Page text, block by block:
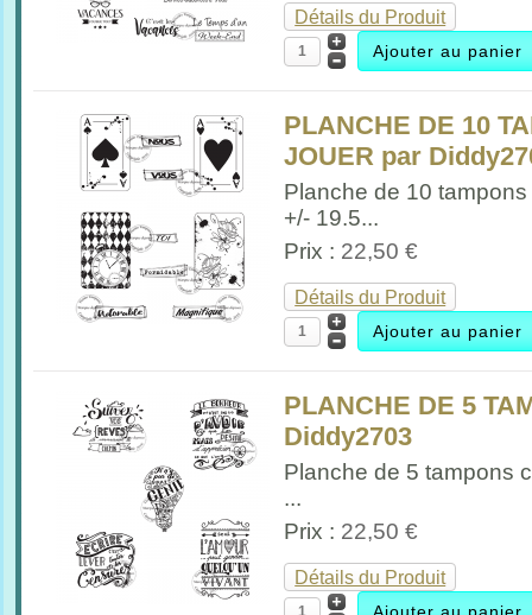
Détails du Produit
PLANCHE DE 10
JOUER par
Planche de 10 tampons
+/- 19.5...
Prix : 22,50 €
Détails du Produit
PLANCHE DE 5
Diddy2703
Planche de 5 tampons
...
Prix : 22,50 €
Détails du Produit